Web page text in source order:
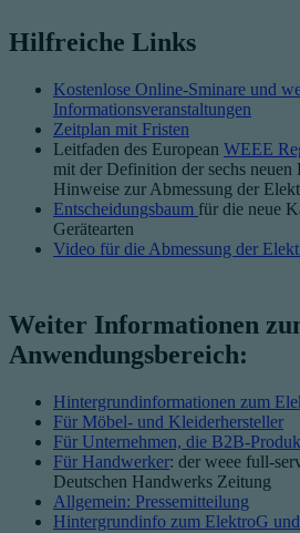
Hilfreiche Links
Kostenlose Online-Sminare und
Informationsveranstaltungen
Zeitplan mit Fristen
Leitfaden des European WEEE
mit der Definition der sechs neuen
Hinweise zur Abmessung der
Entscheidungsbaum für die neue
Gerätearten
Video für die Abmessung der
Weiter Informationen
Anwendungsbereich:
Hintergrundinformationen zum
Für Möbel- und Kleiderhersteller
Für Unternehmen, die B2B-
Für Handwerker: der weee full-
Deutschen Handwerks Zeitung
Allgemein: Pressemitteilung
Hintergrundinfo zum ElektroG